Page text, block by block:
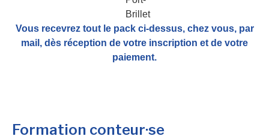
Vous recevrez tout le pack ci-dessus, chez vous, par
mail, dès réception de votre inscription et de votre
paiement.
Formation conteur·se